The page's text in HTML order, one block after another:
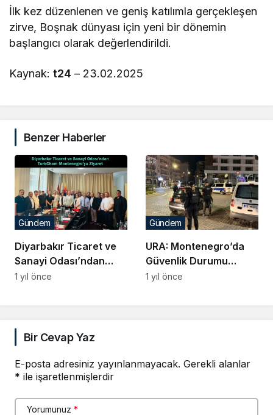
İlk kez düzenlenen ve geniş katılımla gerçekleşen
zirve, Boşnak dünyası için yeni bir dönemin
başlangıcı olarak değerlendirildi.
Kaynak:t24 – 23.02.2025
Benzer Haberler
Diyarbakır Ticaret ve
Sanayi Odası’ndan
TurkCham
Gündem
1 yıl önce
URA: Montenegro’da
Güvenlik Durumu
Kontrolden Çıkıyor
Gündem
1 yıl önce
Bir Cevap Yaz
E-posta adresiniz yayınlanmayacak. Gerekli alanlar
* ile işaretlenmişlerdir
Yorumunuz *